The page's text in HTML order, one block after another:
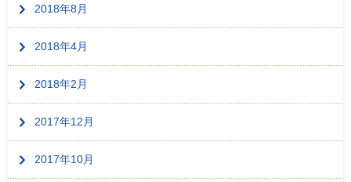
2018年8月
2018年4月
2018年2月
2017年12月
2017年10月